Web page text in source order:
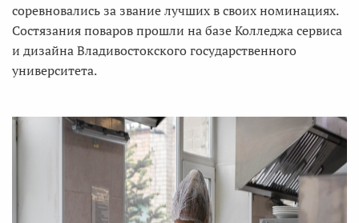
соревновались за звание лучших в своих номинациях.
Состязания поваров прошли на базе Колледжа сервиса
и дизайна Владивостокского государственного
университета.